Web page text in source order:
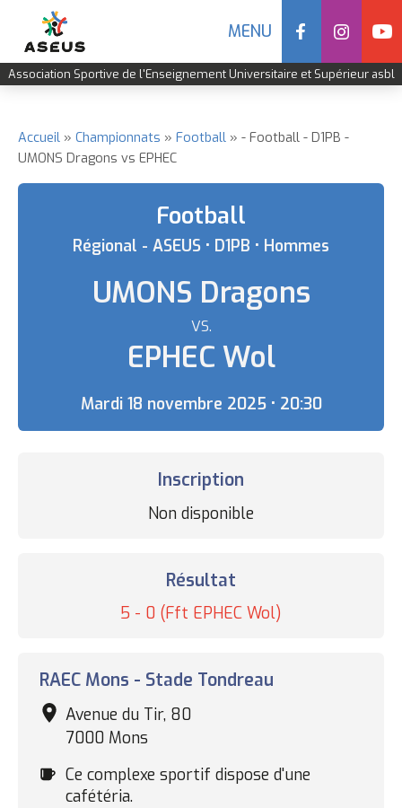
contenu
principal
Navigation
mobile
MENU Social
Association Sportive de l'Enseignement Universitaire et Supérieur asbl
Fil
d'Ariane
Accueil Championnats Football
- Football - D1PB -
UMONS Dragons vs EPHEC
Football
Régional - ASEUS • D1PB • Hommes
UMONS Dragons
VS.
EquipeEPHEC Wol
Mardi 18 novembre 2025 • 20:30
Complexe
sportif
RAEC Mons - Stade Tondreau
Avenue du Tir, 80
7000 Mons
Cafétéria
Ce complexe sportif dispose d'une
cafétéria.
Inscription
Non disponible
Résultat
5 - 0 (Fft EPHEC Wol)